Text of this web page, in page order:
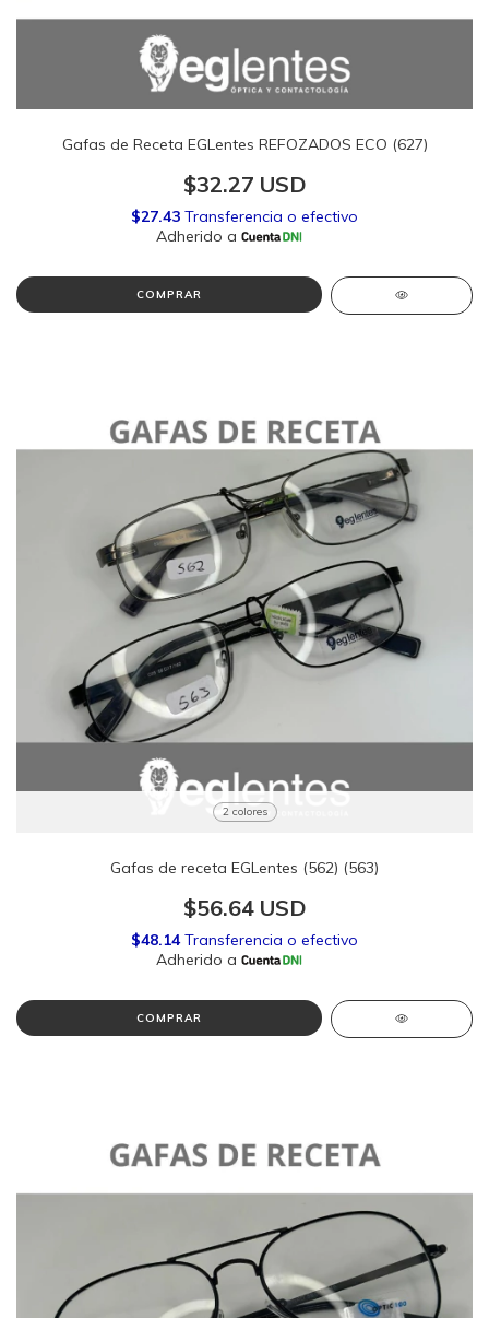
Gafas de Receta EGLentes REFOZADOS ECO (627)
$32.27 USD
2 colores
Gafas de receta EGLentes (562) (563)
$56.64 USD
COMPRAR